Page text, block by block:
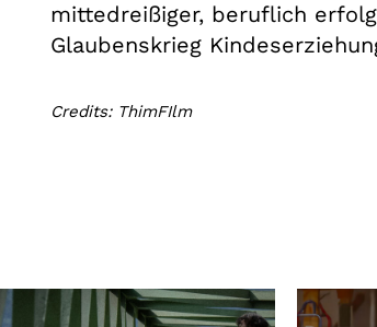
mittedreißiger, beruflich
Glaubenskrieg
Credits: ThimFIlm